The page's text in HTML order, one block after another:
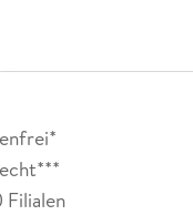
Filialen